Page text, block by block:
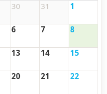
30 31 1
6 7 8
13 14 15
20 21 22